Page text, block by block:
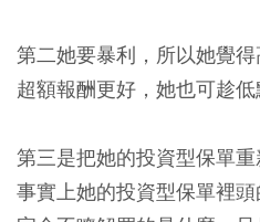
第二她要暴利，所以她覺
超額報酬更好，她也可趁低
第三是把她的投資型保單
事實上她的投資型保單裡